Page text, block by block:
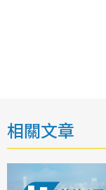
相關文章